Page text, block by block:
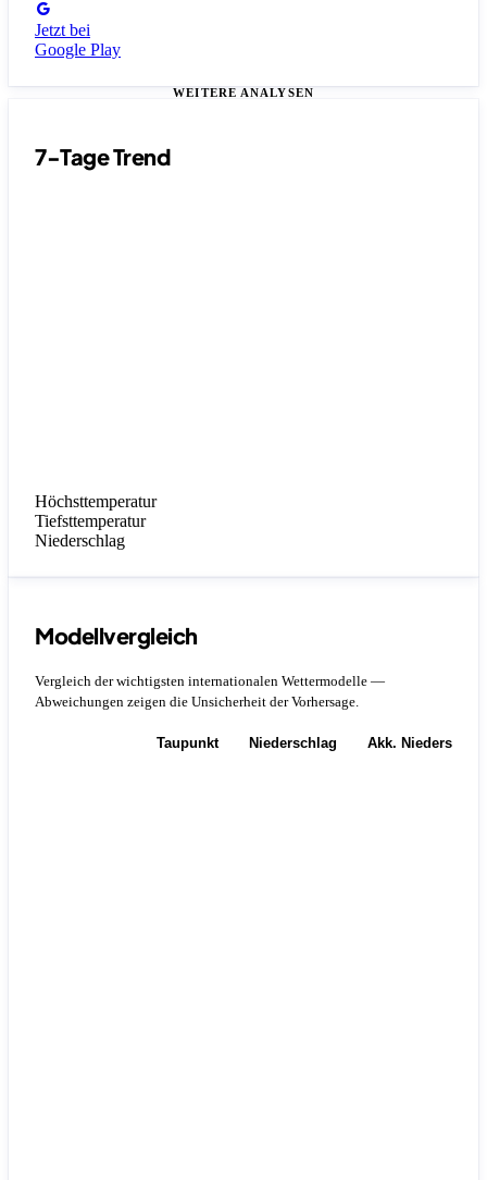
Jetzt bei
Google Play
WEITERE ANALYSEN
7-Tage Trend
Höchsttemperatur
Tiefsttemperatur
Niederschlag
Modellvergleich
Vergleich der wichtigsten internationalen Wettermodelle —
Abweichungen zeigen die Unsicherheit der Vorhersage.
Taupunkt Niederschlag Akk.